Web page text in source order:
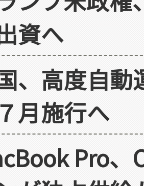
資へ
、高度自
月施行へ
Pro